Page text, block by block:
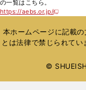
の一覧はこちら。
https://aebs.or.jp/
新
い
ウ
ィ
ウ
本ホームページに記載
とは法律で禁じられて
©